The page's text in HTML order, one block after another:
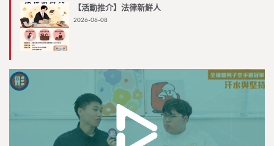
【活動推介】法律新鮮人
2026-06-08